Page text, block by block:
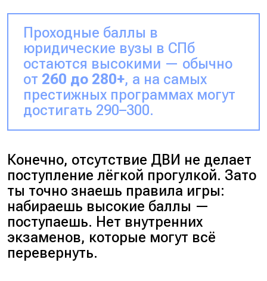
Проходные баллы в
юридические вузы в СПб
остаются высокими — обычно
от 260 до 280+, а на самых
престижных программах могут
достигать 290–300.
Конечно, отсутствие ДВИ не делает
поступление лёгкой прогулкой. Зато
ты точно знаешь правила игры:
набираешь высокие баллы —
поступаешь. Нет внутренних
экзаменов, которые могут всё
перевернуть.